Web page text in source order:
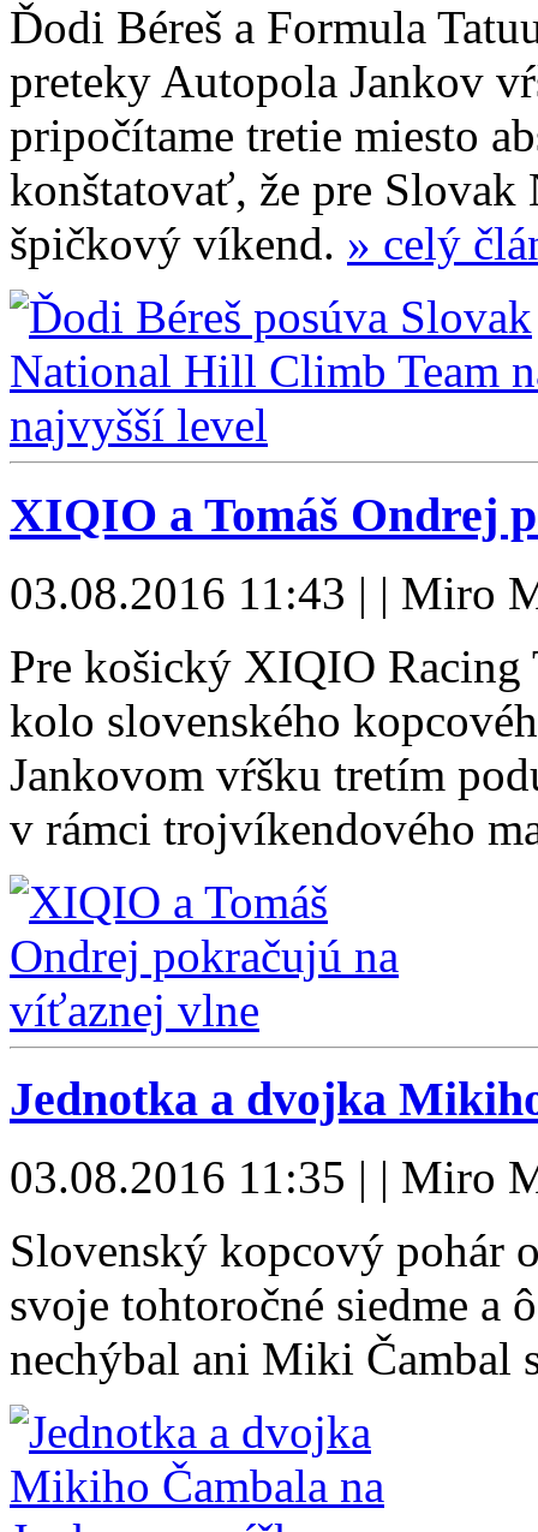
Ďodi Béreš a Formula
preteky Autopola Jankov
pripočítame tretie miesto
konštatovať, že pre
špičkový víkend. » celý
XIQIO a Tomáš Ondrej
03.08.2016 11:43 | | Miro
Pre košický XIQIO Racing
kolo slovenského
Jankovom vŕšku tretím
v rámci trojvíkendového
Jednotka a dvojka
03.08.2016 11:35 | | Miro
Slovenský kopcový pohár
svoje tohtoročné siedme a
nechýbal ani Miki Čambal